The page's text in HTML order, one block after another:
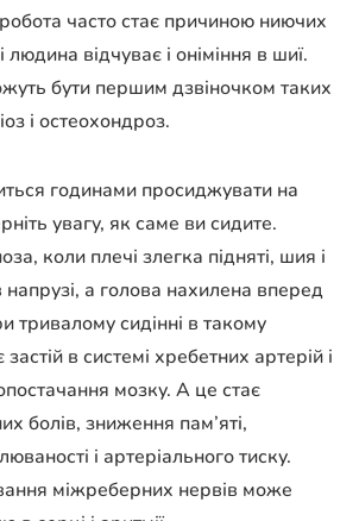
часто стає причиною ниючих
людина відчуває і оніміння в шиї.
бути першим дзвіночком таких
і остеохондроз.
годинами просиджувати на
увагу, як саме ви сидите.
коли плечі злегка підняті, шия і
напрузі, а голова нахилена вперед
тривалому сидінні в такому
в системі хребетних артерій і
мозку. А це стає
болів, зниження пам’яті,
і артеріального тиску.
міжреберних нервів може